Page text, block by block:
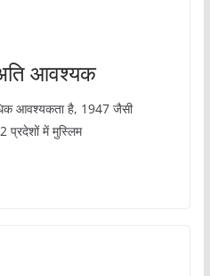
आवश्यक
आवश्यकता है, 1947 जैसी
प्रदेशों में मुस्लिम